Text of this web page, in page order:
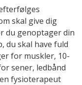
skal give dig
du genoptager din
du skal have fuld
for muskler, 10-
sener, ledbånd
fysioterapeut